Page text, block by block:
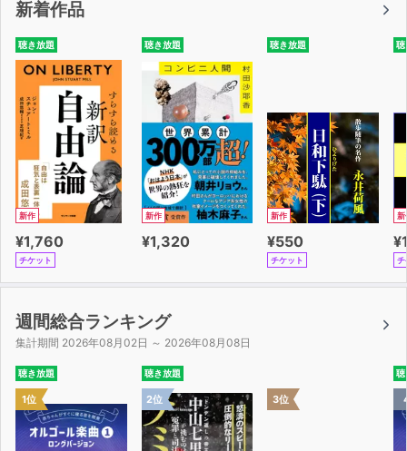
一歩踏み出したい人の背中を力強く後押ししてくれる1冊
です。
新着作品
聴き放題
新作
¥1,760
チケット
聴き放題
新作
¥1,320
聴き放題
新作
¥550
チケット
聴
新
チ
週間総合ランキング
集計期間 2026年08月02日 ～ 2026年08月08日
聴き放題
1位
聴き放題
2位 3位
聴